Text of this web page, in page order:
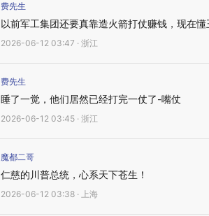
费先生
以前军工集团还要真靠造火箭打仗赚钱，现在
2026-06-12 03:47 · 浙江
费先生
睡了一觉，他们居然已经打完一仗了-嘴仗
2026-06-12 03:45 · 浙江
魔都二哥
仁慈的川普总统，心系天下苍生！
2026-06-12 03:38 · 上海